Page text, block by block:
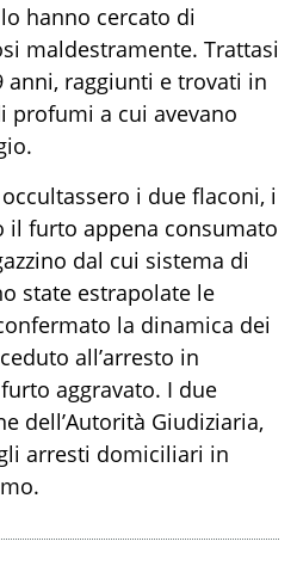
hanno cercato di
maldestramente. Trattasi
anni, raggiunti e trovati in
profumi a cui avevano
i due flaconi, i
il furto appena consumato
dal cui sistema di
state estrapolate le
la dinamica dei
all’arresto in
aggravato. I due
dell’Autorità Giudiziaria,
arresti domiciliari in